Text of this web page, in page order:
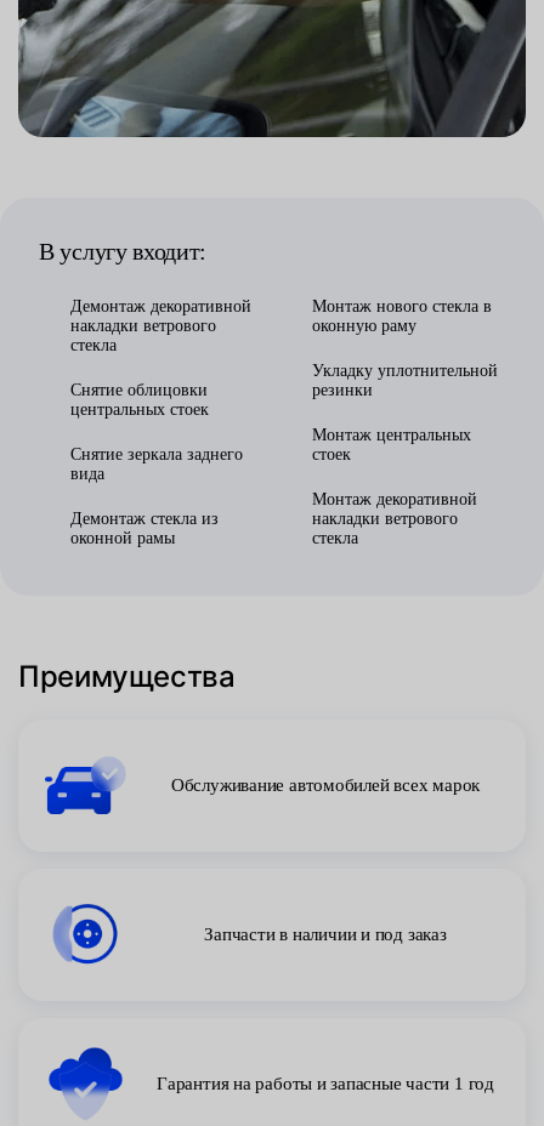
В услугу входит:
Демонтаж декоративной
накладки ветрового
стекла
Снятие облицовки
центральных стоек
Снятие зеркала заднего
вида
Демонтаж стекла из
оконной рамы
Монтаж нового стекла в
оконную раму
Укладку уплотнительной
резинки
Монтаж центральных
стоек
Монтаж декоративной
накладки ветрового
стекла
Преимущества
Обслуживание автомобилей всех марок
Запчасти в наличии и под заказ
Гарантия на работы и запасные части 1 год